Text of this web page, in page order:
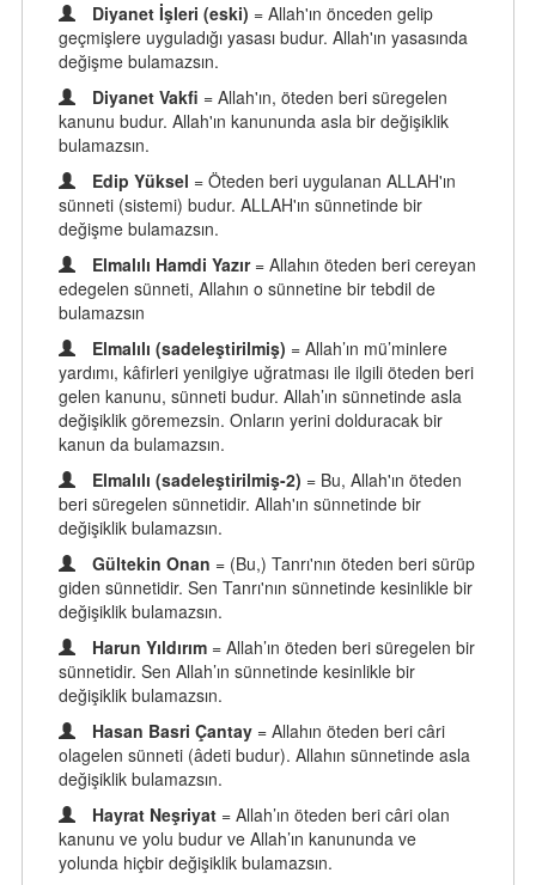
Diyanet İşleri (eski) = Allah'ın önceden gelip
geçmişlere uyguladığı yasası budur. Allah'ın yasasında
değişme bulamazsın.
Diyanet Vakfi = Allah'ın, öteden beri süregelen
kanunu budur. Allah'ın kanununda asla bir değişiklik
bulamazsın.
Edip Yüksel = Öteden beri uygulanan ALLAH'ın
sünneti (sistemi) budur. ALLAH'ın sünnetinde bir
değişme bulamazsın.
Elmalılı Hamdi Yazır = Allahın öteden beri cereyan
edegelen sünneti, Allahın o sünnetine bir tebdil de
bulamazsın
Elmalılı (sadeleştirilmiş) = Allah’ın mü’minlere
yardımı, kâfirleri yenilgiye uğratması ile ilgili öteden beri
gelen kanunu, sünneti budur. Allah’ın sünnetinde asla
değişiklik göremezsin. Onların yerini dolduracak bir
kanun da bulamazsın.
Elmalılı (sadeleştirilmiş-2) = Bu, Allah'ın öteden
beri süregelen sünnetidir. Allah'ın sünnetinde bir
değişiklik bulamazsın.
Gültekin Onan = (Bu,) Tanrı'nın öteden beri sürüp
giden sünnetidir. Sen Tanrı'nın sünnetinde kesinlikle bir
değişiklik bulamazsın.
Harun Yıldırım = Allah’ın öteden beri süregelen bir
sünnetidir. Sen Allah’ın sünnetinde kesinlikle bir
değişiklik bulamazsın.
Hasan Basri Çantay = Allahın öteden beri câri
olagelen sünneti (âdeti budur). Allahın sünnetinde asla
değişiklik bulamazsın.
Hayrat Neşriyat = Allah’ın öteden beri câri olan
kanunu ve yolu budur ve Allah’ın kanununda ve
yolunda hiçbir değişiklik bulamazsın.